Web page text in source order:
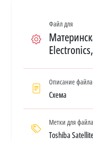
Файл для
Описание файла
Схема
Метки для файла
Toshiba